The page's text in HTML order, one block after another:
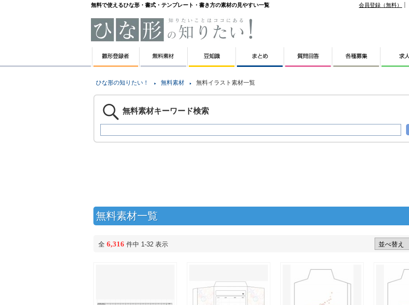
無料で使えるひな形・書式・テンプレート・書き方の素材の見やすい一覧 会員登録（無料）
ひな形の知りたい！ 無料素材 無料イラスト素材一覧
無料素材キーワード検索
無料素材一覧
全 6,316 件中 1-32 表示